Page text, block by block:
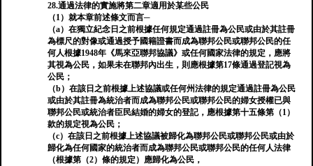
28.通過法律的實施將第二章適用於某些公民
（1）就本章前述條文而言─
（a）在獨立紀念日之前根據任何規定通過註冊為公民或由於其註冊
為標尺的對像或通過授予國籍證書而成為聯邦公民或聯邦公民的任
何人根據1948年《馬來亞聯邦協議》或任何國家法律的規定，應將
其視為公民，如果未在聯邦內出生，則應根據第17條通過登記視為
公民；
（b）在該日之前根據上述協議或任何州法律的規定通過註冊為公民
或由於其註冊為統治者而成為聯邦公民或聯邦公民的婦女授權已與
聯邦公民或統治者臣民結婚的婦女的登記，應根據第十五條第（1）
款的規定視為公民；
（c）在該日之前根據上述協議被歸化為聯邦公民或聯邦公民或由於
歸化為任何國家的統治者而成為聯邦公民或聯邦公民的任何人法律
（根據第（2）條的規定）應歸化為公民，